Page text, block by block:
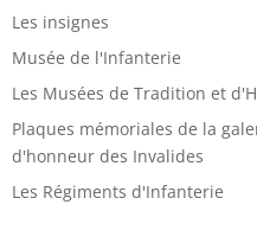
Les insignes
Musée de l'Infanterie
Les Musées de Tradition et
Plaques mémoriales de la
d'honneur des Invalides
Les Régiments d'Infanterie